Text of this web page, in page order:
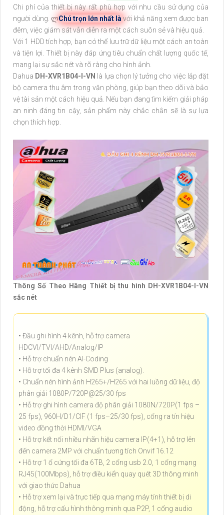
Chi phí của thiết bị này rất phù hợp với nhu cầu sử dụng của
người dùng. ლChú trọn lớn nhất là với khả năng xem được ban
đêm, việc giám sát vẫn diễn ra một cách suôn sẻ và hiệu quả.
Với 1 HDD tích hợp, bạn có thể lưu trữ dữ liệu một cách an toàn
và tiện lợi. Thiết bị này đáp ứng tiêu chuẩn chất lượng quốc tế,
mang lại sự sắc nét và rõ ràng cho hình ảnh.
Dahua DH-XVR1B04-I-VN là lựa chọn lý tưởng cho việc lắp đặt
bộ camera thu âm trong văn phòng, giúp bạn theo dõi và bảo
vệ tài sản một cách hiệu quả. Nếu bạn đang tìm kiếm giải pháp
an ninh đáng tin cậy, sản phẩm này chắc chắn sẽ là sự lựa
chọn thích hợp.
Thông Số Theo Hãng Thiết bị thu hình DH-XVR1B04-I-VN
sắc nét
• Đầu ghi hình 4 kênh, hỗ trợ camera
HDCVI/TVI/AHD/Analog/IP
• Hỗ trợ chuẩn nén AI-Coding
• Hỗ trợ tối đa 4 kênh SMD Plus (analog).
• Chuẩn nén hình ảnh H265+/H265 với hai luồng dữ liệu, độ
phân giải 1080P/720P@25/30 fps
• Hỗ trợ ghi hình camera độ phân giải 1080N/720P(1 fps –
25 fps), 960H/D1/CIF (1 fps–25/30 fps), cổng ra tín hiệu
video đồng thời HDMI/VGA
• Hỗ trợ kết nối nhiều nhãn hiệu camera IP(4+1), hỗ trợ lên
đến camera 2MP với chuẩn tương tích Onvif 16.12
• Hỗ trợ 1 ổ cứng tối đa 6TB, 2 cổng usb 2.0, 1 cổng mạng
RJ45(100Mbps), hỗ trợ điều kiển quay quét 3D thông minh
với giao thức Dahua
• Hỗ trợ xem lại và trực tiếp qua mạng máy tính thiết bị di
động, hỗ trợ cấu hình thông minh qua P2P, 1 cổng audio